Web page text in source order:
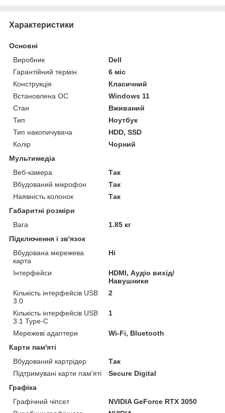
Характеристики
Основні
Виробник
Dell
Гарантійний термін
6 міс
Конструкція
Класичний
Встановлена ОС
Windows 11
Стан
Вживаний
Тип
Ноутбук
Тип накопичувача
HDD, SSD
Колір
Чорний
Мультимедіа
Веб-камера
Так
Вбудований мікрофон
Так
Наявність колонок
Так
Габаритні розміри
Вага
1.85 кг
Підключення і зв'язок
Вбудована мережева
карта
Ні
Інтерфейси
HDMI, Аудіо вихід/
Навушники
Кількість інтерфейсів USB
3.0
2
Кількість інтерфейсів USB
3.1 Type-C
1
Мережеві адаптери
Wi-Fi, Bluetooth
Карти пам'яті
Вбудований картрідер
Так
Підтримувані карти пам'яті
Secure Digital
Графіка
Графічний чіпсет
NVIDIA GeForce RTX 3050